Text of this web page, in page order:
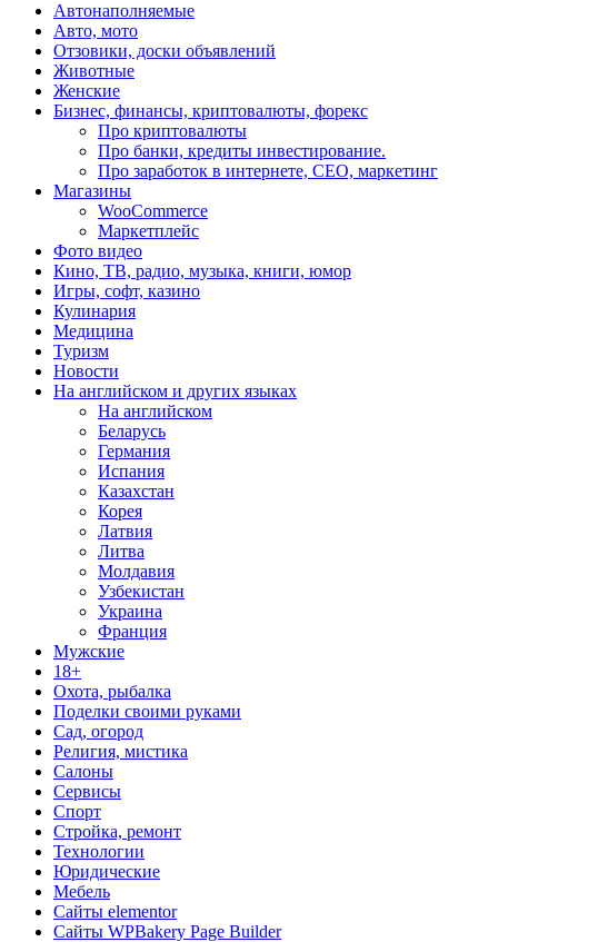
Автонаполняемые
Авто, мото
Отзовики, доски объявлений
Животные
Женские
Бизнес, финансы, криптовалюты, форекс
Про криптовалюты
Про банки, кредиты инвестирование.
Про заработок в интернете, СЕО, маркетинг
Магазины
WooCommerce
Маркетплейс
Фото видео
Кино, ТВ, радио, музыка, книги, юмор
Игры, софт, казино
Кулинария
Медицина
Туризм
Новости
На английском и других языках
На английском
Беларусь
Германия
Испания
Казахстан
Корея
Латвия
Литва
Молдавия
Узбекистан
Украина
Франция
Мужские
18+
Охота, рыбалка
Поделки своими руками
Сад, огород
Религия, мистика
Салоны
Сервисы
Спорт
Стройка, ремонт
Технологии
Юридические
Мебель
Сайты elementor
Сайты WPBakery Page Builder